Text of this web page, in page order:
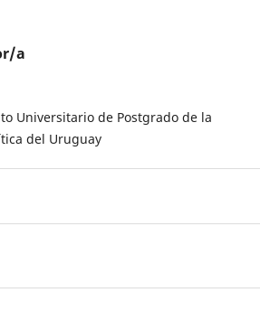
a
Universitario de Postgrado de la
del Uruguay